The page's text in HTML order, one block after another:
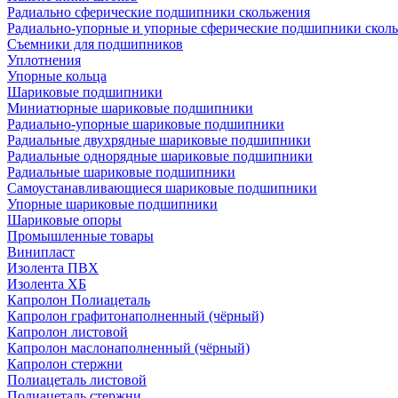
Радиально сферические подшипники скольжения
Радиально-упорные и упорные сферические подшипники
Съемники для подшипников
Уплотнения
Упорные кольца
Шариковые подшипники
Миниатюрные шариковые подшипники
Радиально-упорные шариковые подшипники
Радиальные двухрядные шариковые подшипники
Радиальные однорядные шариковые подшипники
Радиальные шариковые подшипники
Самоустанавливающиеся шариковые подшипники
Упорные шариковые подшипники
Шариковые опоры
Промышленные товары
Винипласт
Изолента ПВХ
Изолента ХБ
Капролон Полиацеталь
Капролон графитонаполненный (чёрный)
Капролон листовой
Капролон маслонаполненный (чёрный)
Капролон стержни
Полиацеталь листовой